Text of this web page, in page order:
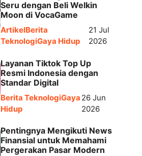
Seru dengan Beli Welkin
Moon di VocaGame
ArtikelBerita
TeknologiGaya Hidup
21 Jul
2026
Layanan Tiktok Top Up
Resmi Indonesia dengan
Standar Digital
Berita TeknologiGaya
Hidup
26 Jun
2026
Pentingnya Mengikuti News
Finansial untuk Memahami
Pergerakan Pasar Modern